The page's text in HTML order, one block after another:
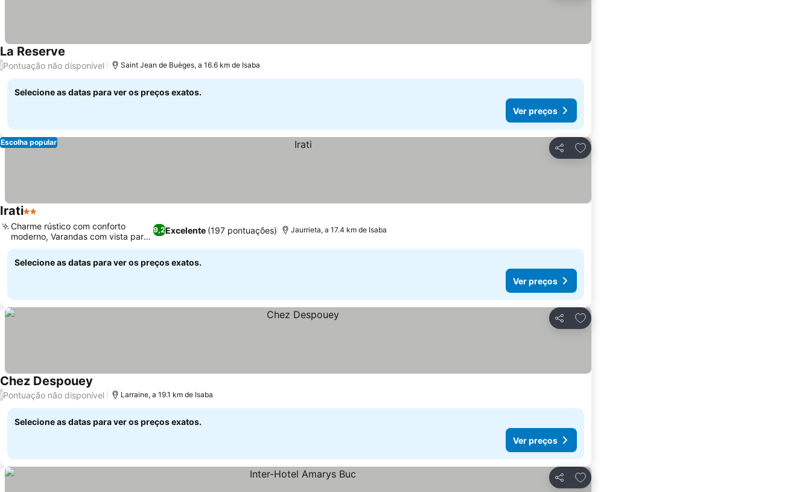
La Reserve
/Pontuação não disponível Saint Jean de Buèges, a 16.6 km de Isaba
Selecione as datas para ver os preços exatos.
Ver preços
Partilhar
Adicionar aos favoritos
Escolha popular
Irati2 Estrelas
9,2Excelente (197 pontuações)
Charme rústico com conforto
moderno, Varandas com vista para
a vila
Jaurrieta, a 17.4 km de Isaba
Selecione as datas para ver os preços exatos.
Ver preços
Partilhar
Adicionar aos favoritos
Chez Despouey
/Pontuação não disponível Larraine, a 19.1 km de Isaba
Selecione as datas para ver os preços exatos.
Ver preços
Partilhar
Adicionar aos favoritos